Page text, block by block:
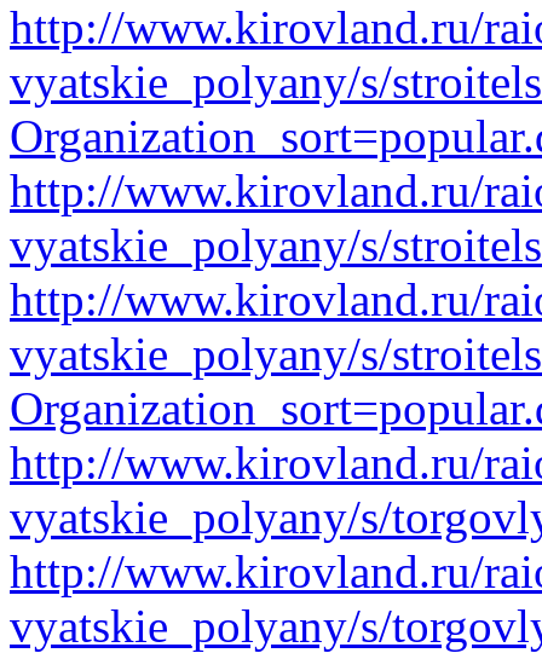
http://www.kirovland.ru/
vyatskie_polyany/s/
http://www.kirovland.ru/
vyatskie_polyany/s/
http://www.kirovland.ru/
vyatskie_polyany/s/
http://www.kirovland.ru/
vyatskie_polyany/s/
http://www.kirovland.ru/
vyatskie_polyany/s/